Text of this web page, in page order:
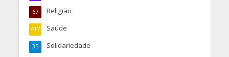
Religião
67
Saúde
417
Solidariedade
35